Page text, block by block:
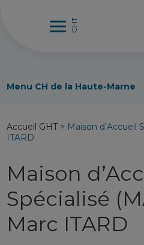
Menu CH de la Haute-Marne
Accueil GHT> Maison d’Accueil
ITARD
Maison
Spécialisé
Marc ITARD